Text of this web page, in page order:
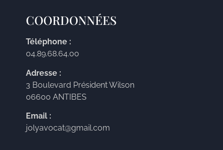
COORDONNÉES
Téléphone :
04.89.68.64.00
Adresse :
3 Boulevard Président Wilson
06600 ANTIBES
Email :
jolyavocat@gmail.com